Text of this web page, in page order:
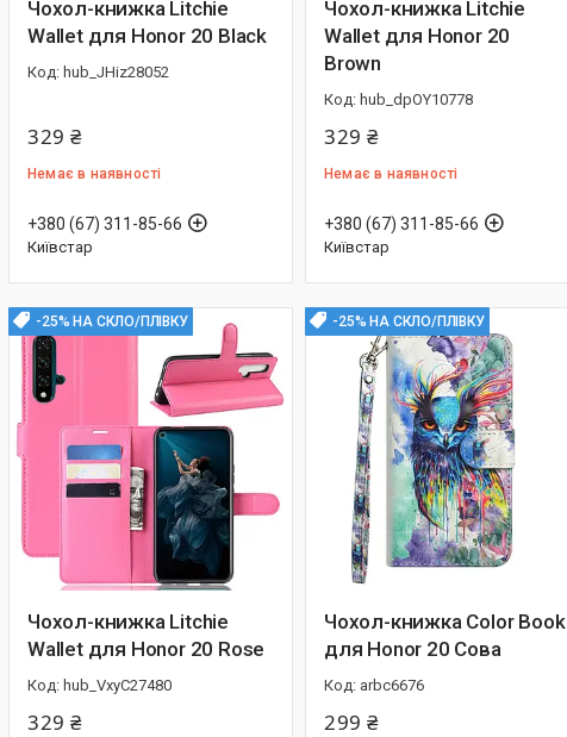
Чохол-книжка Litchie
Wallet для Honor 20 Black
hub_JHiz28052
329 ₴
Немає в наявності
+380 (67) 311-85-66
Київстар
Чохол-книжка Litchie
Wallet для Honor 20
Brown
hub_dpOY10778
329 ₴
Немає в наявності
+380 (67) 311-85-66
Київстар
-25% НА СКЛО/ПЛІВКУ
Чохол-книжка Litchie
Wallet для Honor 20 Rose
hub_VxyC27480
329 ₴
-25% НА СКЛО/ПЛІВКУ
Чохол-книжка Color Book
для Honor 20 Сова
arbc6676
299 ₴